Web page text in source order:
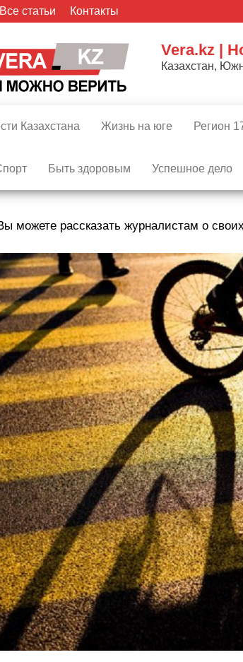
Все статьи Контакты
Vera.kz |
Казахстан,
Казахстана Жизнь на юге Регион
Быть здоровым Успешное дело
можете рассказать журналистам о